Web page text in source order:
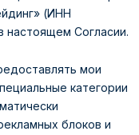
(ИНН
настоящем Согласии.
мои
категории
блоков и